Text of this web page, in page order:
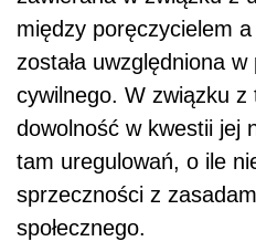
między poręczycielem a
została uwzględniona
cywilnego. W związku z
dowolność w kwestii jej
tam uregulowań, o ile
sprzeczności z
społecznego.